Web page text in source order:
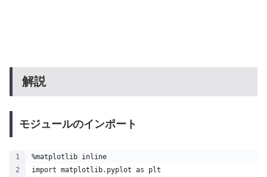
解説
モジュールのインポート
%matplotlib inline
import matplotlib.pyplot as plt